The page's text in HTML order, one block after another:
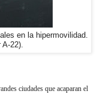
en la hipermovilidad.
A-22).
ciudades que acaparan el